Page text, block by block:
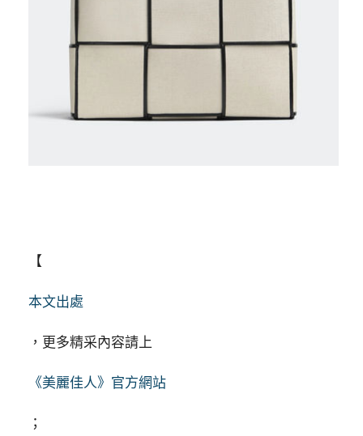
【
本文出處
，更多精采內容請上
《美麗佳人》官方網站
；